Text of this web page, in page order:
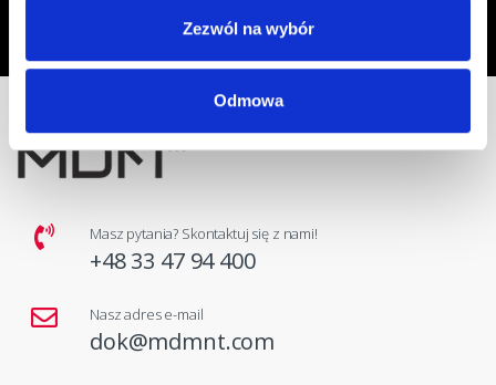
Zezwól na wybór
Odmowa
Oświadczam, że zapoznałem się ztreścią regulaminu
przetwarzania moich danych osobowych, w celu przesyłania mi informacji o
Masz pytania? Skontaktuj się z nami!
+48 33 47 94 400
Nasz adres e-mail
dok@mdmnt.com